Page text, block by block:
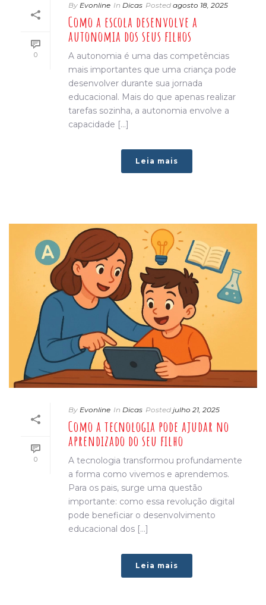
0
By Evonline In Dicas Posted agosto 18, 2025
Como a escola desenvolve a
autonomia dos seus filhos
A autonomia é uma das competências
mais importantes que uma criança pode
desenvolver durante sua jornada
educacional. Mais do que apenas realizar
tarefas sozinha, a autonomia envolve a
capacidade [...]
Leia mais
0
By Evonline In Dicas Posted julho 21, 2025
Como a tecnologia pode ajudar no
aprendizado do seu filho
A tecnologia transformou profundamente
a forma como vivemos e aprendemos.
Para os pais, surge uma questão
importante: como essa revolução digital
pode beneficiar o desenvolvimento
educacional dos [...]
Leia mais